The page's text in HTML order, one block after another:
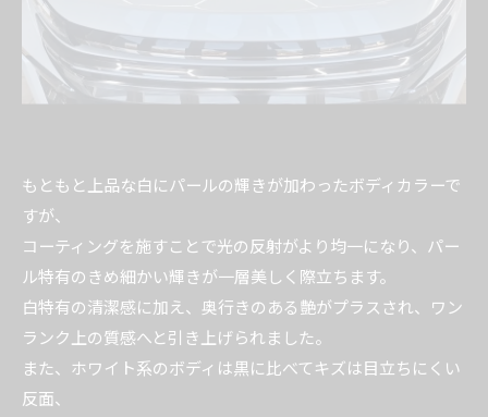
もともと上品な白にパールの輝きが加わったボディカラーで
すが、
コーティングを施すことで光の反射がより均一になり、パー
ル特有のきめ細かい輝きが一層美しく際立ちます。
白特有の清潔感に加え、奥行きのある艶がプラスされ、ワン
ランク上の質感へと引き上げられました。
また、ホワイト系のボディは黒に比べてキズは目立ちにくい
反面、